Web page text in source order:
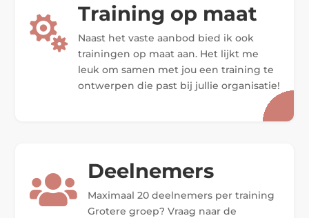

Training op maat
Naast het vaste aanbod bied ik ook
trainingen op maat aan. Het lijkt me
leuk om samen met jou een training te
ontwerpen die past bij jullie organisatie!

Deelnemers
Maximaal 20 deelnemers per training
Grotere groep? Vraag naar de